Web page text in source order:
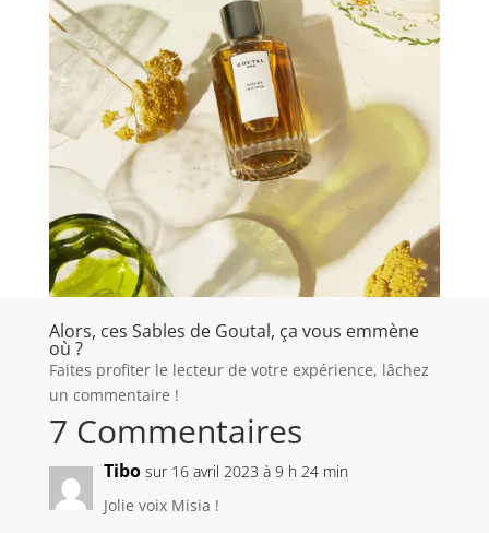
Alors, ces Sables de Goutal, ça vous emmène
où ?
Faites profiter le lecteur de votre expérience, lâchez
un commentaire !
7 Commentaires
Tibo sur 16 avril 2023 à 9 h 24 min
Jolie voix Misia !